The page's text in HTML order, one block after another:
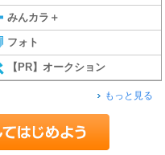
みんカラ＋
フォト
【PR】オークション
もっと見る